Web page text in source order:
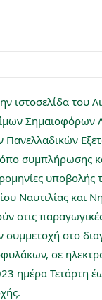
ιστοσελίδα του
συμπλήρωσης
υποβολής
Ναυτιλίας και
στις
στο
σε
ημέρα Τετάρτη